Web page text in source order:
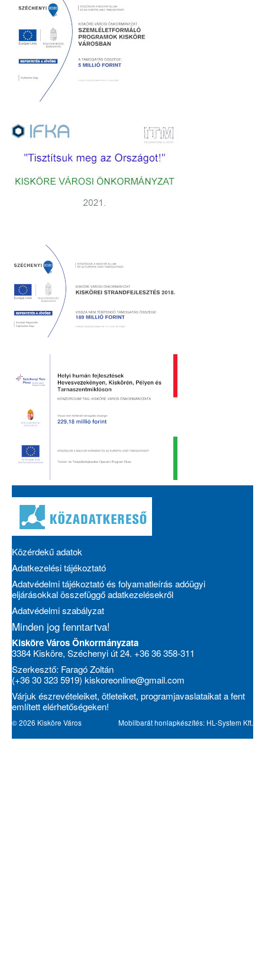
Közérdekű adatok
Adatkezelési tájékoztató
Adatvédelmi tájékoztató és folyamatleírás adóügyi
eljárásokkal összefüggő adatkezelésekről
Adatvédelmi szabályzat
Minden jog fenntartva!
Kisköre Város Önkormányzata
3384 Kisköre, Széchenyi út 24. +36 36 358-311
Szerkesztő: Faragó Zoltán
(+36 30 323 5919) kiskoreonline@gmail.com
Várjuk észrevételeiket, ötleteiket, programjavaslataikat a fent
említett elérhetőségeken!
Mobilbarát honlapkészítés: HL-System Kft.
© 2026 Kisköre Város